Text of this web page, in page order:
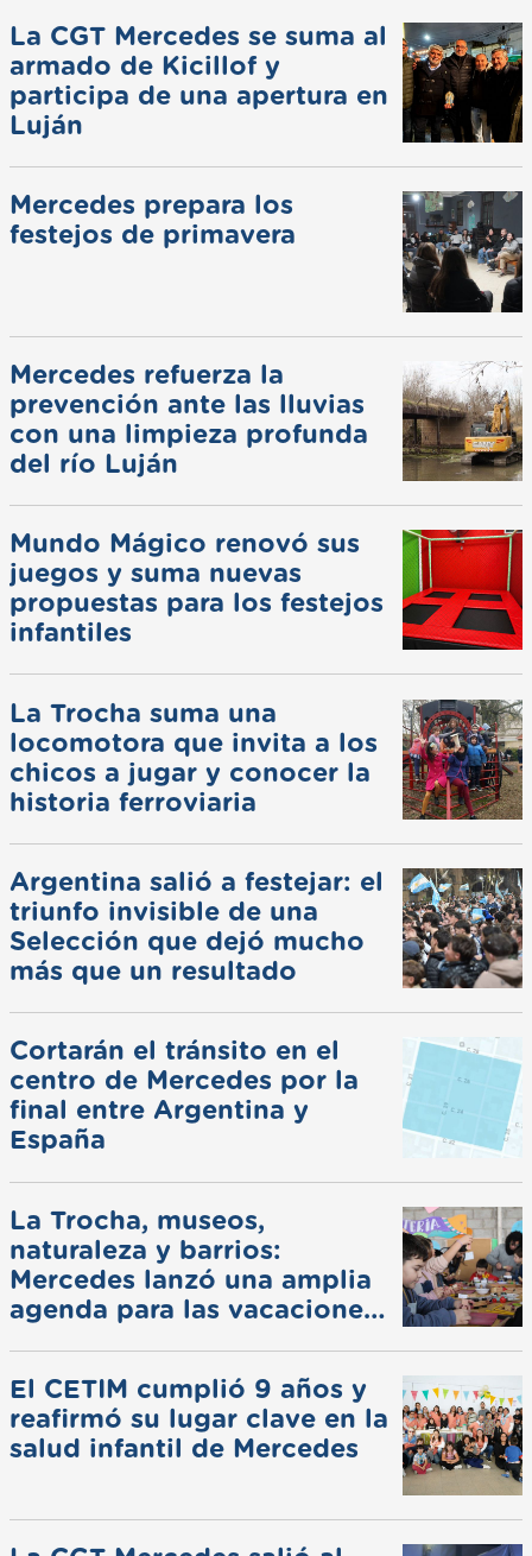
La CGT Mercedes se suma al
armado de Kicillof y
participa de una apertura en
Luján
Mercedes prepara los
festejos de primavera
Mercedes refuerza la
prevención ante las lluvias
con una limpieza profunda
del río Luján
Mundo Mágico renovó sus
juegos y suma nuevas
propuestas para los festejos
infantiles
La Trocha suma una
locomotora que invita a los
chicos a jugar y conocer la
historia ferroviaria
Argentina salió a festejar: el
triunfo invisible de una
Selección que dejó mucho
más que un resultado
Cortarán el tránsito en el
centro de Mercedes por la
final entre Argentina y
España
La Trocha, museos,
naturaleza y barrios:
Mercedes lanzó una amplia
agenda para las vacaciones
El CETIM cumplió 9 años y
reafirmó su lugar clave en la
salud infantil de Mercedes